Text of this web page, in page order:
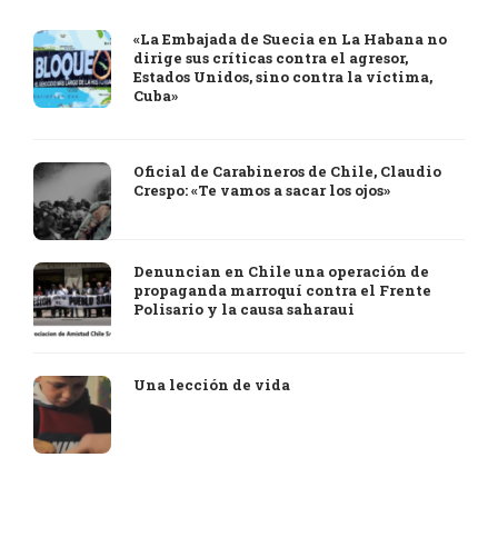
«La Embajada de Suecia en La Habana no
dirige sus críticas contra el agresor,
Estados Unidos, sino contra la víctima,
Cuba»
Oficial de Carabineros de Chile, Claudio
Crespo: «Te vamos a sacar los ojos»
Denuncian en Chile una operación de
propaganda marroquí contra el Frente
Polisario y la causa saharaui
Una lección de vida